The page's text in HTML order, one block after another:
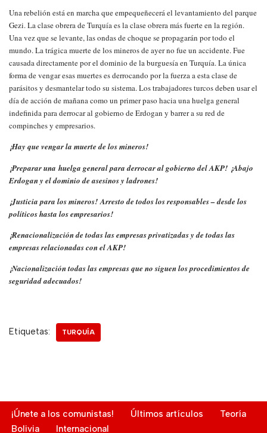
Una rebelión está en marcha que empequeñecerá el levantamiento del parque
Gezi. La clase obrera de Turquía es la clase obrera más fuerte en la región.
Una vez que se levante, las ondas de choque se propagarán por todo el
mundo. La trágica muerte de los mineros de ayer no fue un accidente. Fue
causada directamente por el dominio de la burguesía en Turquía. La única
forma de vengar esas muertes es derrocando por la fuerza a esta clase de
parásitos y desmantelar todo su sistema. Los trabajadores turcos deben usar el
día de acción de mañana como un primer paso hacia una huelga general
indefinida para derrocar al gobierno de Erdogan y barrer a su red de
compinches y empresarios.
¡Hay que vengar la muerte de los mineros!
¡Preparar una huelga general para derrocar al gobierno del AKP! ¡Abajo
Erdogan y el dominio de asesinos y ladrones!
¡Justicia para los mineros! Arresto de todos los responsables – desde los
políticos hasta los empresarios!
¡Renacionalización de todas las empresas privatizadas y de todas las
empresas relacionadas con el AKP!
¡Nacionalización todas las empresas que no siguen los procedimientos de
seguridad adecuados!
Etiquetas: TURQUÍA
¡Únete a los comunistas! Últimos artículos
Teoría
Bolivia
Internacional